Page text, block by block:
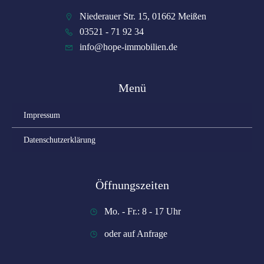
Niederauer Str. 15, 01662 Meißen
03521 - 71 92 34
info@hope-immobilien.de
Menü
Impressum
Datenschutzerklärung
Öffnungszeiten
Mo. - Fr.: 8 - 17 Uhr
oder auf Anfrage